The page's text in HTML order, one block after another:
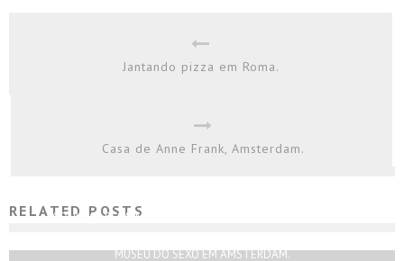
Jantando pizza em Roma.
Casa de Anne Frank, Amsterdam.
RELATED POSTS
CONHEÇA ESSA INCRÍVEL LOJA DE DISCOS EM AMSTERDAM.
MUSEU DO SEXO EM AMSTERDAM.